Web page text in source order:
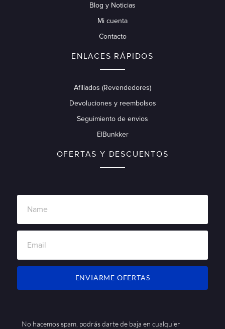
Blog y Noticias
Mi cuenta
Contacto
ENLACES RÁPIDOS
Afiliados (Revendedores)
Devoluciones y reembolsos
Seguimiento de envios
ElBunkker
OFERTAS Y DESCUENTOS
ENVIARME OFERTAS
No hacemos spam, podrás darte de baja en cualquier